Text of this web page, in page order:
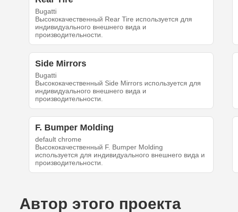
Bugatti
Высококачественный Rear Tire используется для
индивидуального внешнего вида и
производительности.
Side Mirrors
Bugatti
Высококачественный Side Mirrors используется для
индивидуального внешнего вида и
производительности.
F. Bumper Molding
default chrome
Высококачественный F. Bumper Molding
используется для индивидуального внешнего вида и
производительности.
Автор этого проекта